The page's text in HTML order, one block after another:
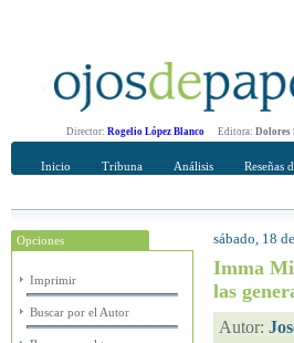
Director: Rogelio López Blanco Editora: Dolores
Inicio Tribuna Análisis Reseñas
Opciones
Imprimir
Buscar por el Autor
Recomendar
Su nombre
sábado, 18
Imma
las
Autor: